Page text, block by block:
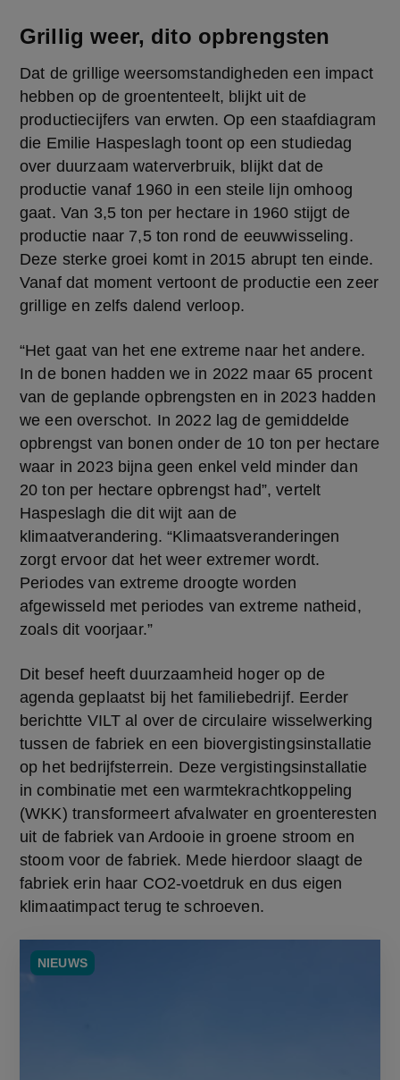
Grillig weer, dito opbrengsten
Dat de grillige weersomstandigheden een impact
hebben op de groententeelt, blijkt uit de
productiecijfers van erwten. Op een staafdiagram
die Emilie Haspeslagh toont op een studiedag
over duurzaam waterverbruik, blijkt dat de
productie vanaf 1960 in een steile lijn omhoog
gaat. Van 3,5 ton per hectare in 1960 stijgt de
productie naar 7,5 ton rond de eeuwwisseling.
Deze sterke groei komt in 2015 abrupt ten einde.
Vanaf dat moment vertoont de productie een zeer
grillige en zelfs dalend verloop.
“Het gaat van het ene extreme naar het andere.
In de bonen hadden we in 2022 maar 65 procent
van de geplande opbrengsten en in 2023 hadden
we een overschot. In 2022 lag de gemiddelde
opbrengst van bonen onder de 10 ton per hectare
waar in 2023 bijna geen enkel veld minder dan
20 ton per hectare opbrengst had”, vertelt
Haspeslagh die dit wijt aan de
klimaatverandering. “Klimaatsveranderingen
zorgt ervoor dat het weer extremer wordt.
Periodes van extreme droogte worden
afgewisseld met periodes van extreme natheid,
zoals dit voorjaar.”
Dit besef heeft duurzaamheid hoger op de
agenda geplaatst bij het familiebedrijf. Eerder
berichtte VILT al over de circulaire wisselwerking
tussen de fabriek en een biovergistingsinstallatie
op het bedrijfsterrein. Deze vergistingsinstallatie
in combinatie met een warmtekrachtkoppeling
(WKK) transformeert afvalwater en groenteresten
uit de fabriek van Ardooie in groene stroom en
stoom voor de fabriek. Mede hierdoor slaagt de
fabriek erin haar CO2-voetdruk en dus eigen
klimaatimpact terug te schroeven.
NIEUWS